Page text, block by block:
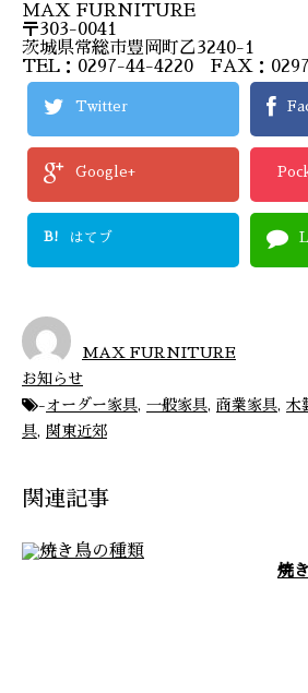
MAX FURNITURE
〒303-0041
茨城県常総市豊岡町乙3240-1
TEL：0297-44-4220 FAX：
Twitter
Google+
B! はてブ
MAX FURNITURE
お知らせ
- オーダー家具 一般家具 商業家具 木
具
関東近郊
関連記事
焼